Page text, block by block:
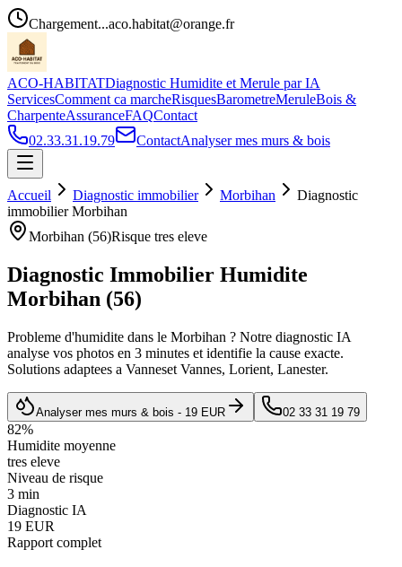
Chargement...aco.habitat@orange.fr
ACO-HABITATDiagnostic Humidite et Merule par IA
ServicesComment ca marcheRisquesBarometreMeruleBois &
CharpenteAssuranceFAQContact
02.33.31.19.79
ContactAnalyser mes murs & bois
Accueil Diagnostic immobilier Morbihan
Diagnostic
immobilier Morbihan
Morbihan (56)Risque tres eleve
Diagnostic Immobilier Humidite
Morbihan (56)
Probleme d'humidite dans le Morbihan ? Notre diagnostic IA
analyse vos photos en 3 minutes et identifie la cause exacte.
Solutions adaptees a Vanneset Vannes, Lorient, Lanester.
Analyser mes murs & bois - 19 EUR 02 33 31 19 79
82%
Humidite moyenne
tres eleve
Niveau de risque
3 min
Diagnostic IA
19 EUR
Rapport complet